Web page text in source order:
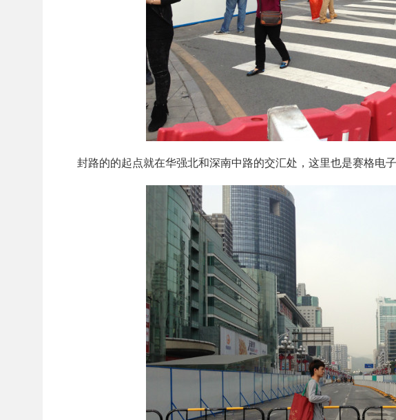
封路的的起点就在华强北和深南中路的交汇处，这里也是赛格电